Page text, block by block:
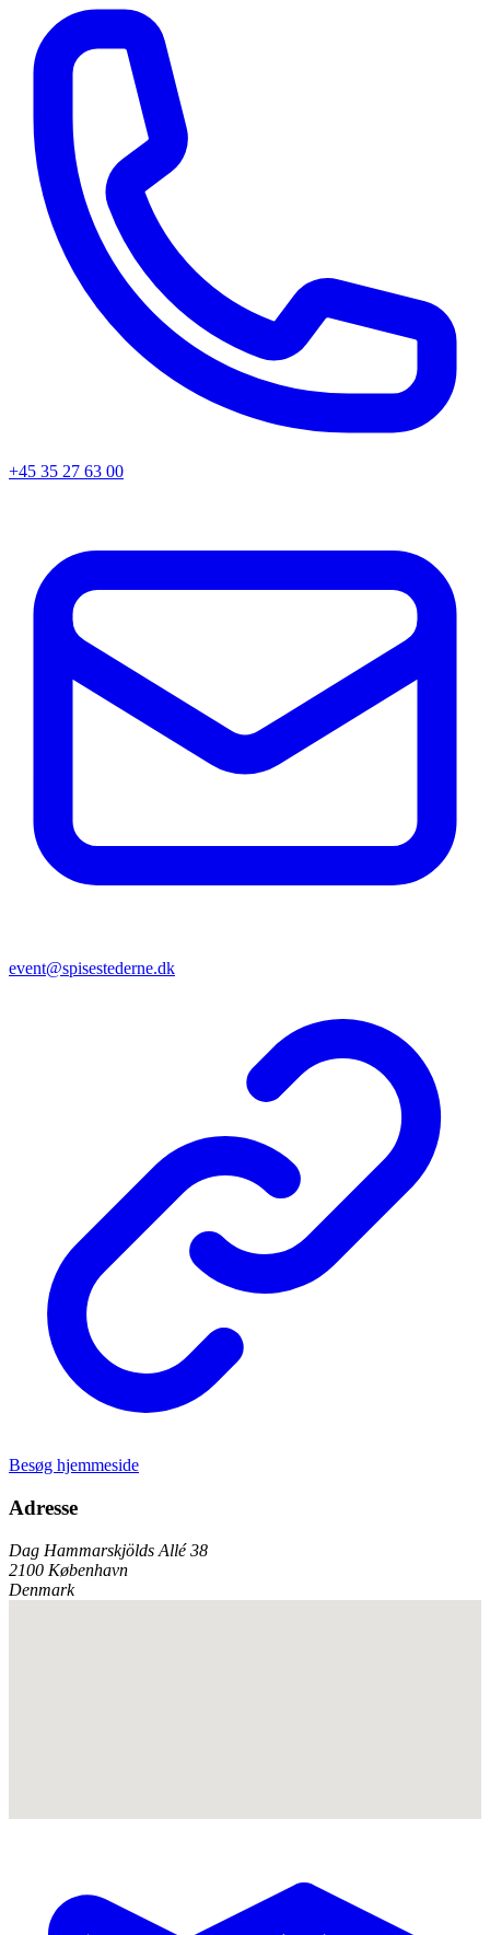
+45 35 27 63 00
event@spisestederne.dk
Besøg hjemmeside
Adresse
Dag Hammarskjölds Allé 38
2100 København
Denmark